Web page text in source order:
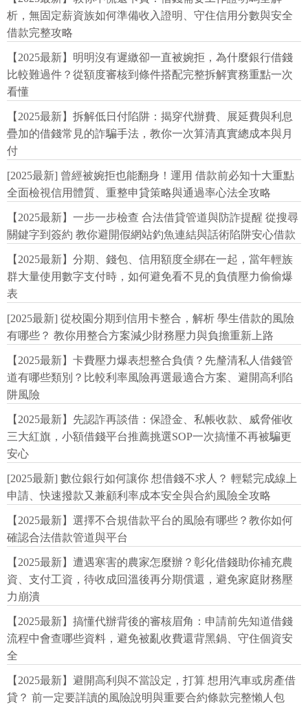
析，無固定薪資族如何準備收入證明、守住信用分數與安全
借款完整攻略
【2025最新】明明沒有遲繳卻一直被婉拒，為什麼銀行借錢
比較難過件？從額度審核到條件搭配完整拆解實務重點一次
看懂
【2025最新】拆解低日付陷阱：揭穿代辦費、展延費與利息
疊加的借錢常見的詐騙手法，教你一次算清真實總成本與月
付
[2025最新] 曾經被婉拒也能翻身！運用 借款前必知十大重點
全面檢視信用體質、重整申貸策略與通過率心法全攻略
【2025最新】一步一步檢查 合法借貸管道與防詐提醒 從搜尋
關鍵字到簽約 教你避開假網站釣魚連結與話術陷阱安心借款
【2025最新】分期、錢包、信用額度全綁在一起，當年輕族
群大量使用數字支付時，如何避免看不見的負債壓力偷偷爆
表
[2025最新] 從校園分期到信用卡整合，解析 學生借款的風險
有哪些？ 教你用整合方案減少財務壓力與負擔重新上路
【2025最新】卡費壓力爆表想整合負債？先釐清私人借錢管
道有哪些類別？比較利率風險再選最適合方案、避開高利陷
阱風險
【2025最新】先認詐再談借：保證金、私帳收款、威脅催收
三大紅旗，小額借錢平台推薦挑選SOP一次搞懂不再被騙更
安心
[2025最新] 數位銀行如何讓你 想借錢不求人？ 輕鬆完成線上
申請、快速撥款又兼顧利率成本安全與合約風險全攻略
【2025最新】選擇不合規借款平台的風險有哪些？教你如何
確認合法借款管道與平台
【2025最新】遭遇寒害的農家怎麼辦？彰化借錢助你補充農
資、支付工資，待收成回溫後再分期償還，避免家庭財務壓
力崩潰
【2025最新】搞懂代辦背後的審核眉角：申請前先知道借錢
流程中會查哪些資料，避免被亂收費還背黑鍋、守住個資安
全
【2025最新】避開高利與不當設定，打算 想用汽車或房產借
貸？ 前一定要詳讀的風險說明與重要合約條款完整懶人包